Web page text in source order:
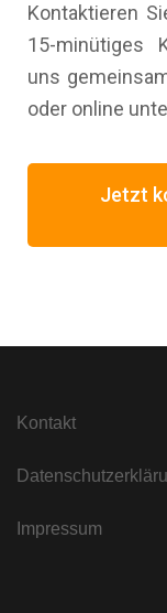
Kontaktieren
15-minütiges
uns
oder online
Jetzt
Kontakt
Impressum